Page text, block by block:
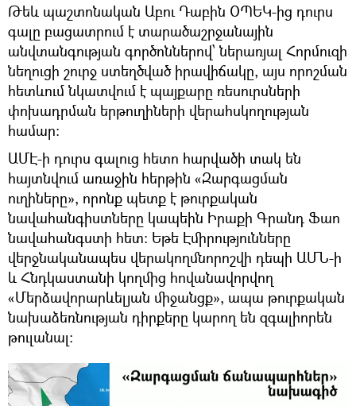
Թեև պաշտոնական Աբու Դաբին ՕՊԵԿ-ից դուրս
գալը բացատրում է տարածաշրջանային
անվտանգության գործոններով՝ ներառյալ Հորմուզի
նեղուցի շուրջ ստեղծված իրավիճակը, այս որոշման
հետևում նկատվում է պայքարը ռեսուրսների
փոխադրման երթուղիների վերահսկողության
համար։
ԱՄԷ-ի դուրս գալուց հետո հարվածի տակ են
հայտնվում առաջին հերթին «Զարգացման
ուղիները», որոնք պետք է թուրքական
նավահանգիստները կապեին Իրաքի Գրանդ Ֆաո
նավահանգստի հետ։ Եթե Էմիրությունները
վերջնականապես վերակողմնորոշվի դեպի ԱՄՆ-ի
և Հնդկաստանի կողմից հովանավորվող
«Մերձավորարևելյան միջանցք», ապա թուրքական
նախաձեռնության դիրքերը կարող են զգալիորեն
թուլանալ։